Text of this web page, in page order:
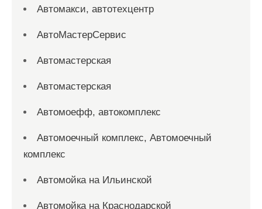
Автомакси, автотехцентр
АвтоМастерСервис
Автомастерская
Автомастерская
Автомоефф, автокомплекс
Автомоечный комплекс, Автомоечный
комплекс
Автомойка на Ильинской
Автомойка на Краснодарской